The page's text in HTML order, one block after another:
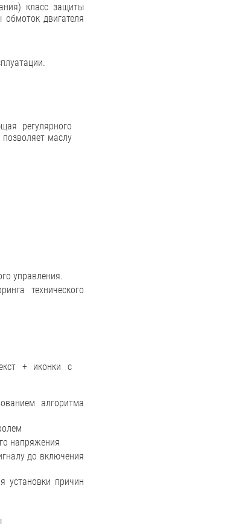
класс защиты
двигателя
регулярного
позволяет маслу
управления.
технического
+ иконки c
алгоритма
напряжения
до включения
установки причин